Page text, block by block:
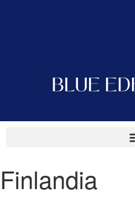
Finlandia